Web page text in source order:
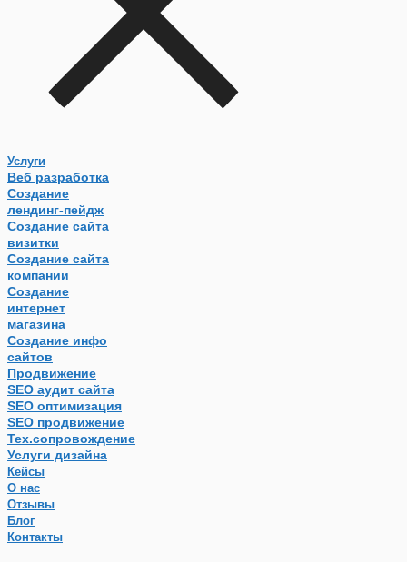
Услуги
Веб разработка
Создание
лендинг-пейдж
Создание сайта
визитки
Создание сайта
компании
Создание
интернет
магазина
Создание инфо
сайтов
Продвижение
SEO аудит сайта
SEO оптимизация
SEO продвижение
Тех.сопровождение
Услуги дизайна
Кейсы
О нас
Отзывы
Блог
Контакты